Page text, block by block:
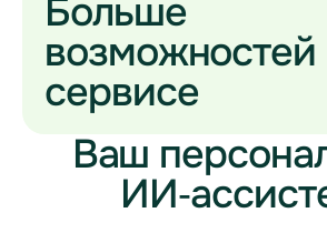
Больше
возможностей
сервисе
Ваш